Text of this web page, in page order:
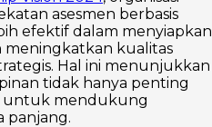
asesmen berbasis
efektif dalam menyiapkan
meningkatkan kualitas
Hal ini menunjukkan
tidak hanya penting
untuk mendukung
panjang.